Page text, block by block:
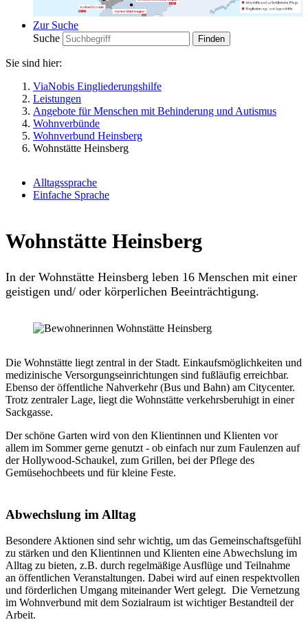
Zur Suche
Suche
Sie sind hier:
ViaNobis Eingliederungshilfe
Leistungen
Angebote für Menschen mit Behinderung und Autismus
Wohnverbünde
Wohnverbund Heinsberg
Wohnstätte Heinsberg
Alltagssprache
Einfache Sprache
Wohnstätte Heinsberg
In der Wohnstätte Heinsberg leben 16 Menschen mit einer
geistigen und/ oder körperlichen Beeinträchtigung.
Die Wohnstätte liegt zentral in der Stadt. Einkaufsmöglichkeiten und
medizinische Versorgungseinrichtungen sind fußläufig erreichbar.
Ebenso der öffentliche Nahverkehr (Bus und Bahn) am Citycenter.
Trotz zentraler Lage, liegt die Wohnstätte verkehrsberuhigt in einer
Sackgasse.
Der schöne Garten wird von den Klientinnen und Klienten vor
allem im Sommer gerne genutzt - ob einfach nur zum Faulenzen auf
der Hollywood-Schaukel, zum Grillen, bei der Pflege des
Gemüsehochbeets und für kleine Feste.
Abwechslung im Alltag
Besondere Aktionen sind sehr wichtig, um das Gemeinschaftsgefühl
zu stärken und den Klientinnen und Klienten eine Abwechslung im
Alltag zu bieten, z.B. durch regelmäßige Ausflüge und Teilnahme
an öffentlichen Veranstaltungen. Dabei wird auf einen respektvollen
und förderlichen Umgang miteinander Wert gelegt. Die Vernetzung
im Wohnverbund mit dem Sozialraum ist wichtiger Bestandteil der
Arbeit.